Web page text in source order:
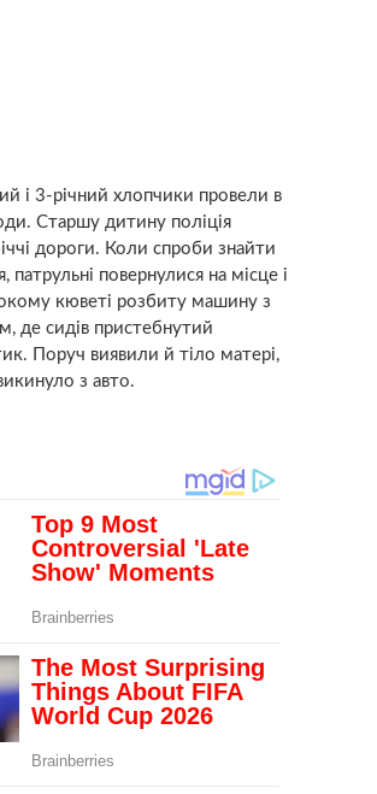
і 3-річний хлопчики провели в
Старшу дитину поліція
дороги. Коли спроби знайти
патрульні повернулися на місце і
кюветі розбиту машину з
де сидів пристебнутий
Поруч виявили й тіло матері,
з авто.